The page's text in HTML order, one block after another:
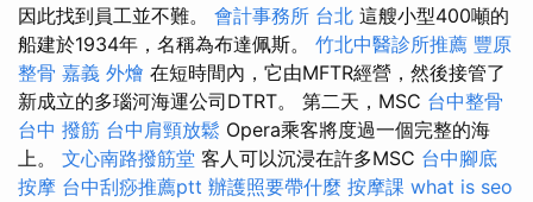
因此找到員工並不難。 會計事務所 台北 這艘小型400噸的
船建於1934年，名稱為布達佩斯。 竹北中醫診所推薦 豐原
整骨 嘉義 外燴 在短時間內，它由MFTR經營，然後接管了
新成立的多瑙河海運公司DTRT。 第二天，MSC 台中整骨
台中 撥筋 台中肩頸放鬆 Opera乘客將度過一個完整的海
上。 文心南路撥筋堂 客人可以沉浸在許多MSC 台中腳底
按摩 台中刮痧推薦ptt 辦護照要帶什麼 按摩課 what is seo